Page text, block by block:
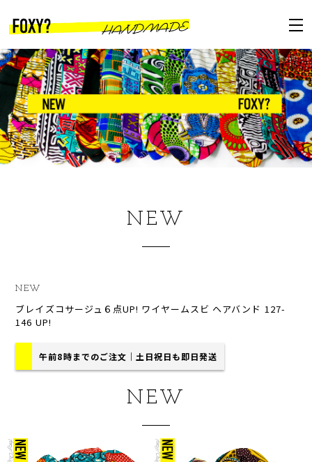
NEW
NEW
ブレイズコサージュ６点UP! ワイヤームスビ ヘアバンド 127-
146 UP!
午前8時までのご注文｜土日祝日も即日発送
NEW